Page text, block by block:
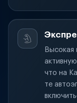
Высокая
что на
те